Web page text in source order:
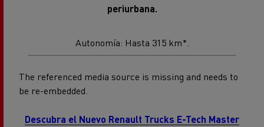
periurbana.
Autonomía: Hasta 315 km*.
The referenced media source is missing and needs to
be re-embedded.
Descubra el Nuevo Renault Trucks E-Tech Master